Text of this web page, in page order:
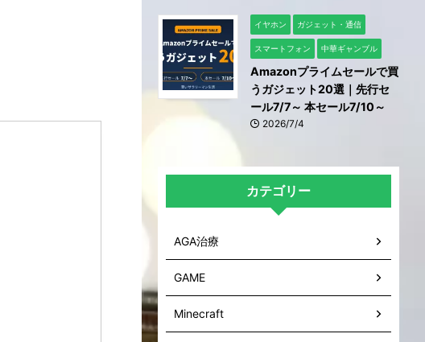
イヤホン ガジェット・通信
スマートフォン 中華ギャンブル
Amazonプライムセールで買
うガジェット20選｜先行セ
ール7/7～ 本セール7/10～
2026/7/4
カテゴリー
AGA治療
GAME
Minecraft